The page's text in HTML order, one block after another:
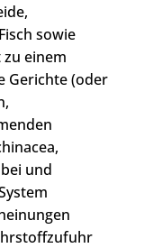
sowie
einem
Gerichte (oder
und